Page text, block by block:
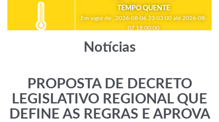
TEMPO QUENTE
Em vigor de , 2026-08-06 23:03:00 até 2026-08-
07 18:00:00
Notícias
PROPOSTA DE DECRETO
LEGISLATIVO REGIONAL QUE
DEFINE AS REGRAS E APROVA